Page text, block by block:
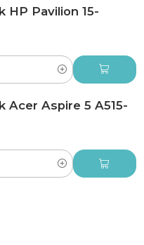
HP Pavilion 15-
Acer Aspire 5 A515-